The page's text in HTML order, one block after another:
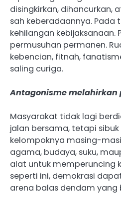
disingkirkan, dihancurkan,
sah keberadaannya. Pada
kehilangan kebijaksanaan.
permusuhan permanen.
kebencian, fitnah,
saling curiga.
Antagonisme melahirkan
Masyarakat tidak lagi
jalan bersama, tetapi
kelompoknya masing-
agama, budaya, suku,
alat untuk memperuncing
seperti ini, demokrasi
arena balas dendam yang